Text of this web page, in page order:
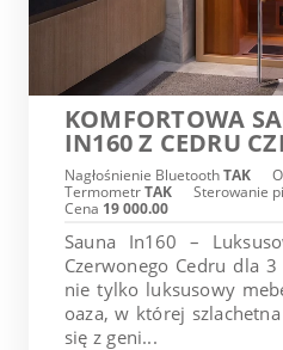
KOMFORTOWA
IN160 Z CEDRU
Nagłośnienie BluetoothTAK
TermometrTAK Sterowanie
Cena 19 000.00
Sauna In160 –
Czerwonego Cedru dla
nie tylko luksusowy
oaza, w której
się z geni...